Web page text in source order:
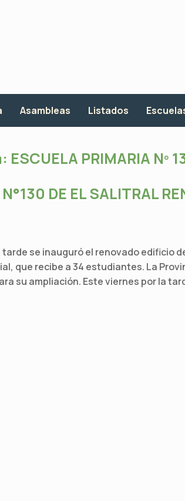
Asambleas Listados
ESCUELA PRIMARIA Nº
DE EL SALITRAL
tarde se inauguró el renovado edificio
que recibe a 34 estudiantes. La
su ampliación. Este viernes por la